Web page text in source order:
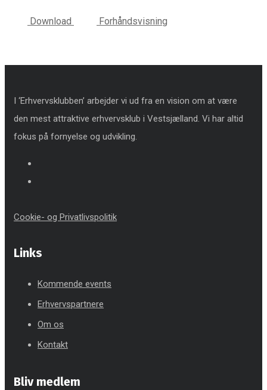
Download Forhåndsvisning
I ‘Erhvervsklubben’ arbejder vi ud fra en vision om at være
den mest attraktive erhvervsklub i Vestsjælland. Vi har altid
fokus på fornyelse og udvikling.
Cookie- og Privatlivspolitik
Links
Kommende events
Erhvervspartnere
Om os
Kontakt
Bliv medlem